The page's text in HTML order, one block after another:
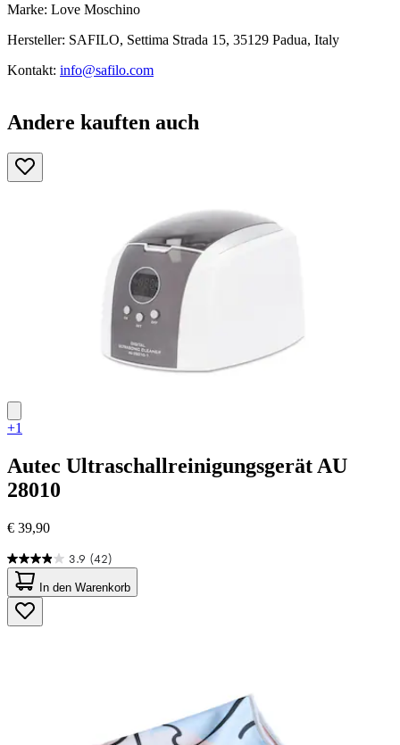
Marke: Love Moschino
Hersteller: SAFILO, Settima Strada 15, 35129 Padua, Italy
Kontakt: info@safilo.com
Andere kauften auch
+1
Autec Ultraschallreinigungsgerät AU
28010
€ 39,90
3.9 (42)
3.9
von
5
Sternen.
42
In den Warenkorb